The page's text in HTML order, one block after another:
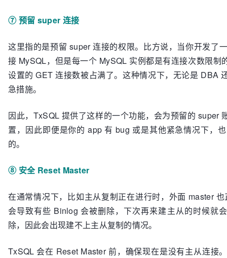
⑦ 预留 super 连接
这里指的是预留 super 连接的权限。比方说，当你开发了
接 MySQL，但是每一个 MySQL 实例都是有连接次数限
设置的 GET 连接数被占满了。这种情况下，无论是 DBA
急措施。
因此，TxSQL 提供了这样的一个功能，会为预留的 super
置，因此即便是你的 app 有 bug 或是其他紧急情况下，
的。
⑧ 安全 Reset Master
在通常情况下，比如主从复制正在进行时，外面 master
会导致有些 Binlog 会被删除，下次再来建主从的时候就
除，因此会出现建不上主从复制的情况。
TxSQL 会在 Reset Master 前，确保现在是没有主从连接